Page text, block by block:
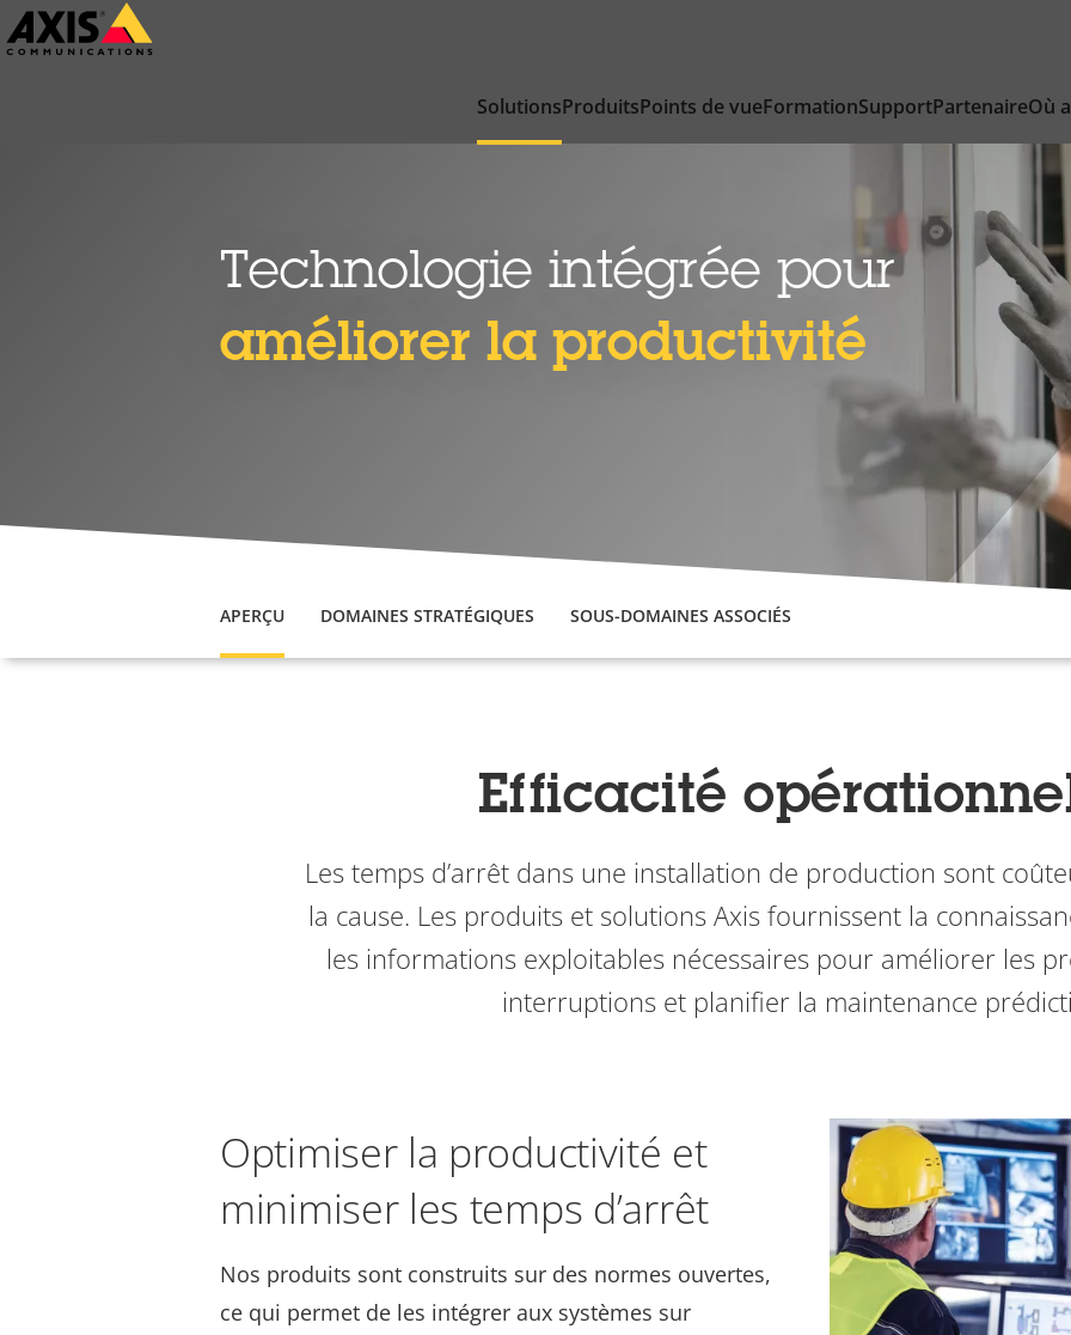
Passer
au
SolutionsProduitsPoints de vueFormationSupportPartenaireOù
Technologie intégrée pour
améliorer la productivité
APERÇU DOMAINES STRATÉGIQUES SOUS-DOMAINES ASSOCIÉS
Efficacité
Les temps d’arrêt dans une installation de production sont
la cause. Les produits et solutions Axis fournissent la
les informations exploitables nécessaires pour améliorer les
interruptions et planifier la maintenance
Optimiser la productivité et
minimiser les temps d’arrêt
Nos produits sont construits sur des normes ouvertes,
ce qui permet de les intégrer aux systèmes sur